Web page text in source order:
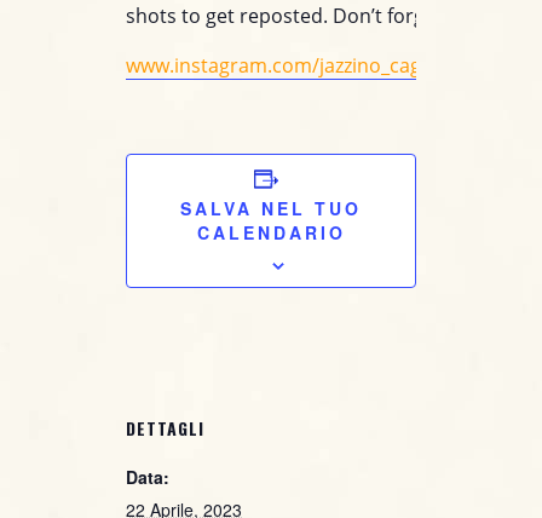
shots to get reposted. Don’t forget to follow
www.instagram.com/jazzino_cagliari/
SALVA NEL TUO
CALENDARIO
DETTAGLI
Data:
22 Aprile, 2023